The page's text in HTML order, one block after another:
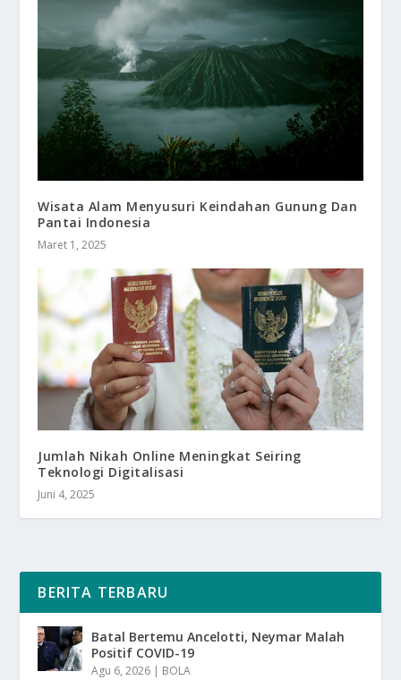
Wisata Alam Menyusuri Keindahan Gunung Dan
Pantai Indonesia
Maret 1, 2025
Jumlah Nikah Online Meningkat Seiring
Teknologi Digitalisasi
Juni 4, 2025
BERITA TERBARU
Batal Bertemu Ancelotti, Neymar Malah
Positif COVID-19
Agu 6, 2026 | BOLA